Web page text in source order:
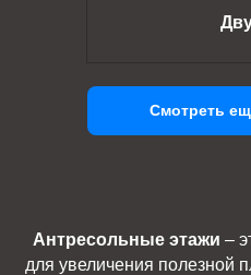
Смотреть
Антресольные этажи –
для увеличения полезной